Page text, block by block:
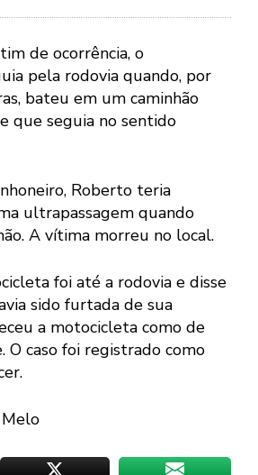
de ocorrência, o
pela rodovia quando, por
bateu em um caminhão
que seguia no sentido
Roberto teria
ultrapassagem quando
A vítima morreu no local.
foi até a rodovia e disse
sido furtada de sua
a motocicleta como de
O caso foi registrado como